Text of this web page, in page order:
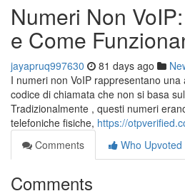
Numeri Non
e Come
jayapruq997630 81 days ago
I numeri non VoIP rappresentano
codice di chiamata che non si basa
Tradizionalmente , questi numeri
telefoniche fisiche, https://
Comments
Who Upvoted
Comments